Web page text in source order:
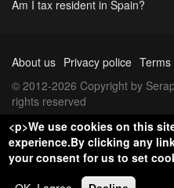
Am I tax resident in Spain?
About us Privacy police
© 2012-2026 Copyright by
rights reserved
<p>We use cookies on this
experience.By clicking any
your consent for us to set